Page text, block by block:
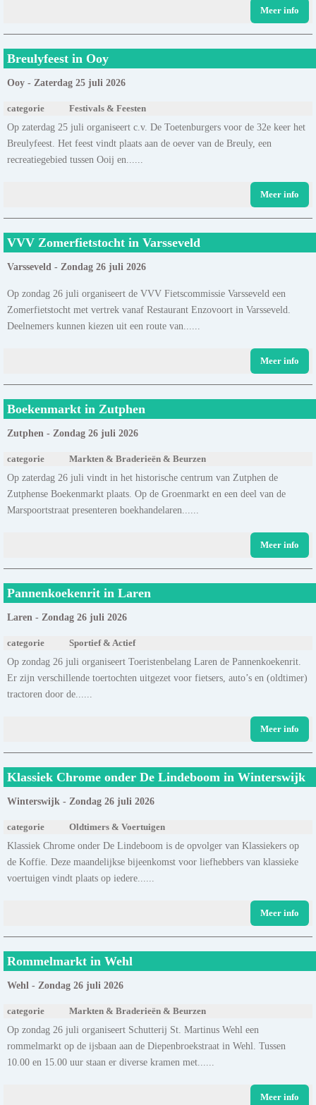
Meer info
Breulyfeest in Ooy
Ooy - Zaterdag 25 juli 2026
categorie Festivals & Feesten
Op zaterdag 25 juli organiseert c.v. De Toetenburgers voor de 32e keer het
Breulyfeest. Het feest vindt plaats aan de oever van de Breuly, een
recreatiegebied tussen Ooij en......
Meer info
VVV Zomerfietstocht in Varsseveld
Varsseveld - Zondag 26 juli 2026
Op zondag 26 juli organiseert de VVV Fietscommissie Varsseveld een
Zomerfietstocht met vertrek vanaf Restaurant Enzovoort in Varsseveld.
Deelnemers kunnen kiezen uit een route van......
Meer info
Boekenmarkt in Zutphen
Zutphen - Zondag 26 juli 2026
categorie Markten & Braderieën & Beurzen
Op zaterdag 26 juli vindt in het historische centrum van Zutphen de
Zutphense Boekenmarkt plaats. Op de Groenmarkt en een deel van de
Marspoortstraat presenteren boekhandelaren......
Meer info
Pannenkoekenrit in Laren
Laren - Zondag 26 juli 2026
categorie Sportief & Actief
Op zondag 26 juli organiseert Toeristenbelang Laren de Pannenkoekenrit.
Er zijn verschillende toertochten uitgezet voor fietsers, auto’s en (oldtimer)
tractoren door de......
Meer info
Klassiek Chrome onder De Lindeboom in Winterswijk
Winterswijk - Zondag 26 juli 2026
categorie Oldtimers & Voertuigen
Klassiek Chrome onder De Lindeboom is de opvolger van Klassiekers op
de Koffie. Deze maandelijkse bijeenkomst voor liefhebbers van klassieke
voertuigen vindt plaats op iedere......
Meer info
Rommelmarkt in Wehl
Wehl - Zondag 26 juli 2026
categorie Markten & Braderieën & Beurzen
Op zondag 26 juli organiseert Schutterij St. Martinus Wehl een
rommelmarkt op de ijsbaan aan de Diepenbroekstraat in Wehl. Tussen
10.00 en 15.00 uur staan er diverse kramen met......
Meer info